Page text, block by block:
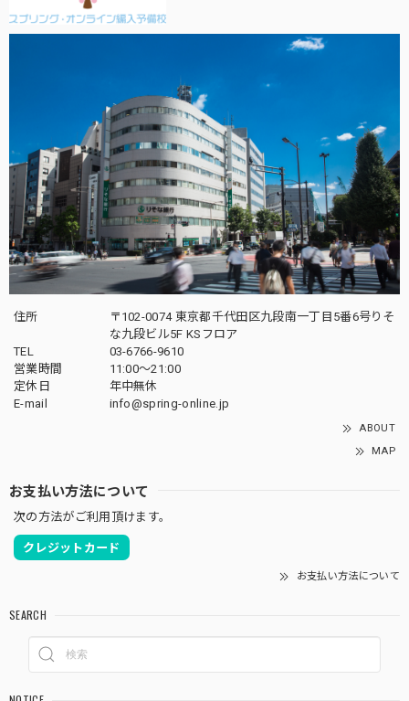
住所
〒102-0074 東京都千代田区九段南一丁目5番6号りそ
な九段ビル5F KSフロア
TEL
03-6766-9610
営業時間
11:00～21:00
定休日
年中無休
E-mail
info@spring-online.jp
ABOUT
MAP
お支払い方法について
次の方法がご利用頂けます。
クレジットカード
お支払い方法について
SEARCH